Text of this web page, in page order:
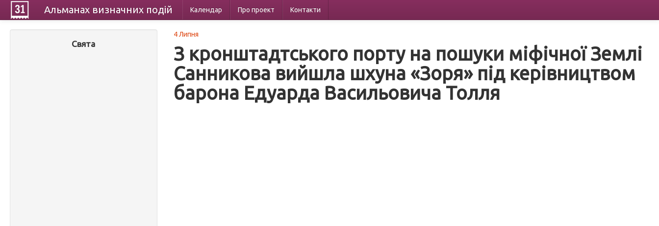
Альманах визначних подій Календар Про проект Контакти
Свята
4 Липня
З кронштадтського порту на пошуки міфічної Землі
Санникова вийшла шхуна «Зоря» під керівництвом
барона Едуарда Васильовича Толля